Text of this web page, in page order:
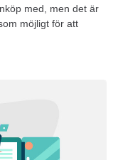
med, men det är
möjligt för att